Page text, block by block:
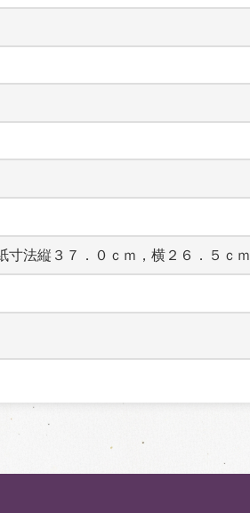
寸法縦３７．０ｃｍ，横２６．５ｃｍ